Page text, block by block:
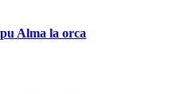
Alma la orca